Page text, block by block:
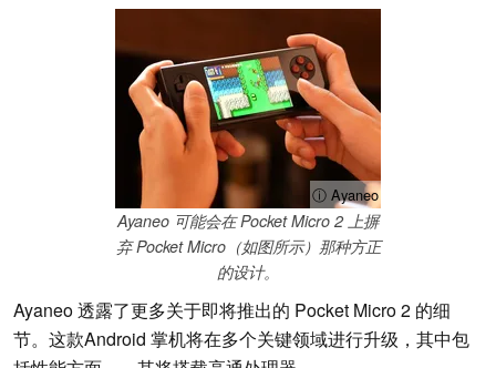
ⓘ Ayaneo
Ayaneo 可能会在 Pocket Micro 2 上摒
弃 Pocket Micro（如图所示）那种方正
的设计。
Ayaneo 透露了更多关于即将推出的 Pocket Micro 2 的细
节。这款Android 掌机将在多个关键领域进行升级，其中包